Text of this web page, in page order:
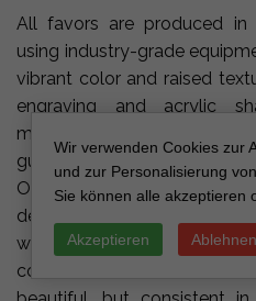
All favors are produced
using industry-grade
vibrant color and raised
engraving and acrylic
machines for gold, silver
guillotines and professional
Our design team includes
designers, illustrators and
wax, seed paper and
combination ensures
Wir verwenden Cookies zur
und zur Personalisierung
Sie können alle akzeptieren
Akzeptieren Ablehnen